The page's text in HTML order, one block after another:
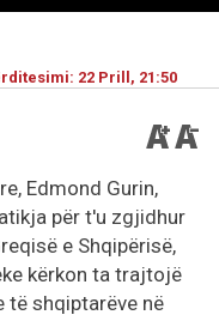
22 Prill, 21:50
Edmond Gurin,
për t'u zgjidhur
e Shqipërisë,
kërkon ta trajtojë
të shqiptarëve në